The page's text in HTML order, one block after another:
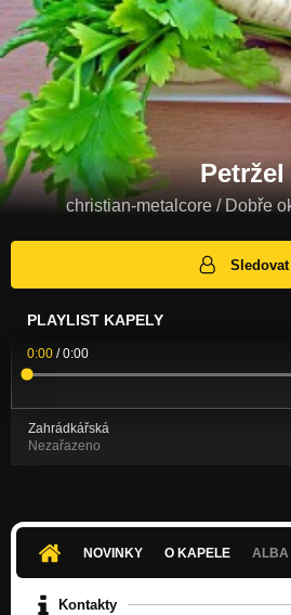
Petržel
christian-metalcore / Dobře
Sledovat
PLAYLIST KAPELY
0:00 /0:00
Zahrádkářská
Nezařazeno
NOVINKY O KAPELE ALBA
Kontakty